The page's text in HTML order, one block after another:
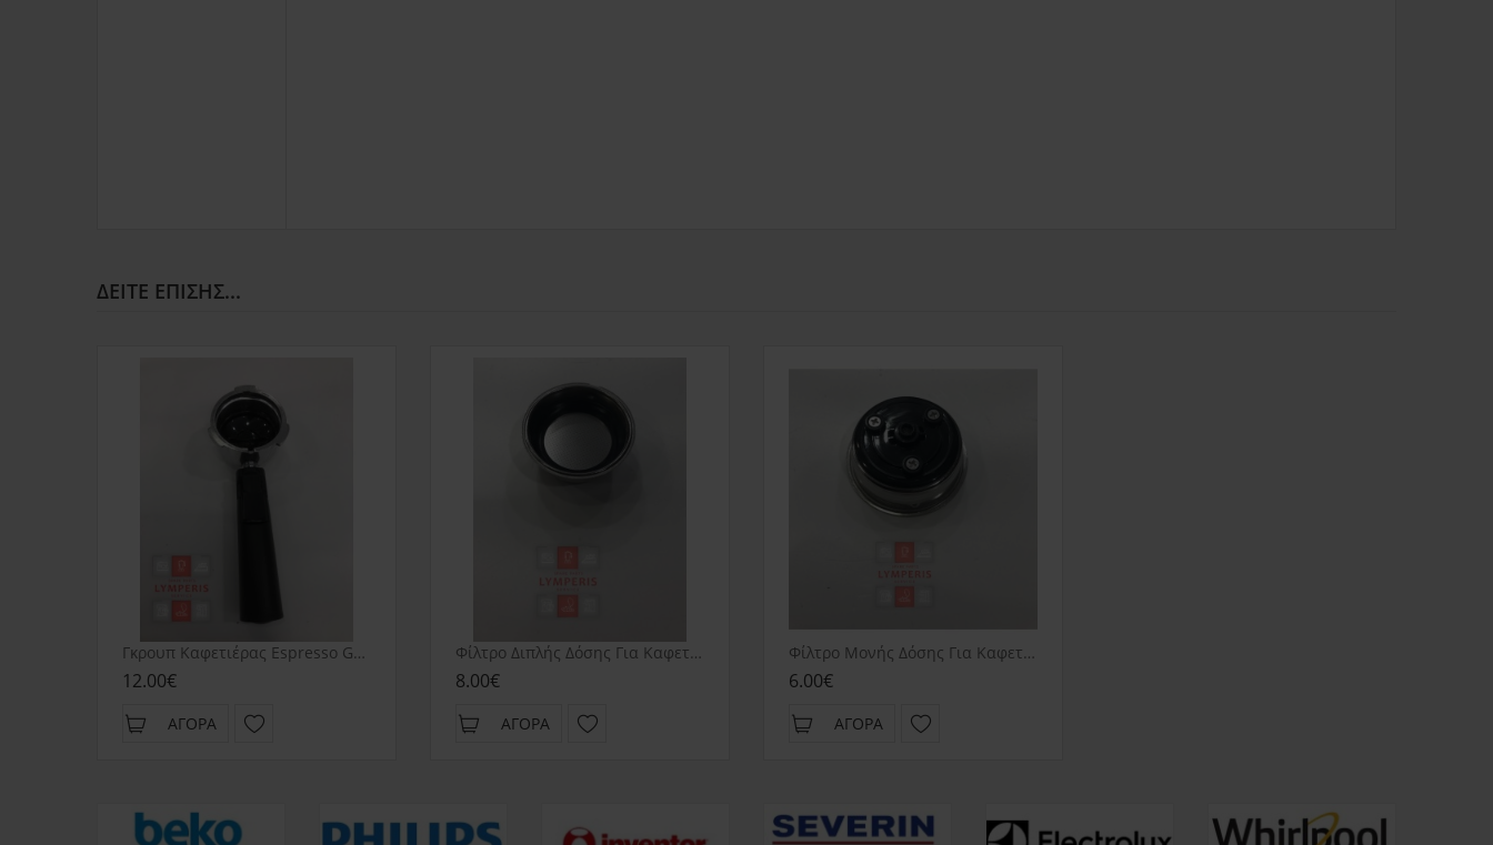
ΔΕΊΤΕ ΕΠΊΣΗΣ...
Γκρουπ Καφετιέρας Espresso Gruppe Cm4677
12.00€
ΑΓΟΡΆ
Φίλτρο Διπλής Δόσης Για Καφετιέρα Gruppe CM4677
8.00€
ΑΓΟΡΆ
Φίλτρο Μονής Δόσης Για Καφετιέρα Gruppe CM4677
6.00€
ΑΓΟΡΆ